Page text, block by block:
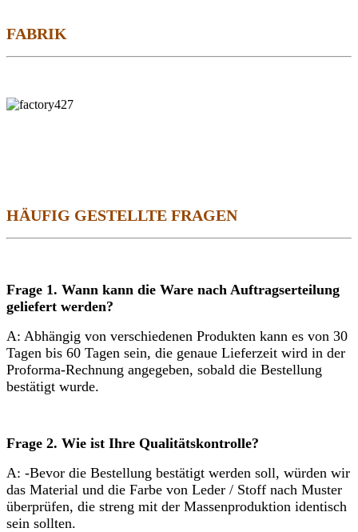
FABRIK
HÄUFIG GESTELLTE FRAGEN
Frage 1. Wann kann die Ware nach Auftragserteilung
geliefert werden?
A: Abhängig von verschiedenen Produkten kann es von 30
Tagen bis 60 Tagen sein, die genaue Lieferzeit wird in der
Proforma-Rechnung angegeben, sobald die Bestellung
bestätigt wurde.
Frage 2. Wie ist Ihre Qualitätskontrolle?
A: -Bevor die Bestellung bestätigt werden soll, würden wir
das Material und die Farbe von Leder / Stoff nach Muster
überprüfen, die streng mit der Massenproduktion identisch
sein sollten.